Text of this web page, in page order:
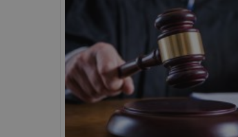
I